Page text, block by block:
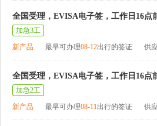
全国受理，EVISA电子签，工作日16点
加急3工
新产品
最早可办理08-12出行的签证 供
全国受理，EVISA电子签，工作日16点
加急2工
新产品
最早可办理08-11出行的签证 供